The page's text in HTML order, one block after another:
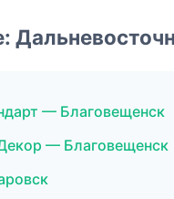
— Благовещенск
— Благовещенск